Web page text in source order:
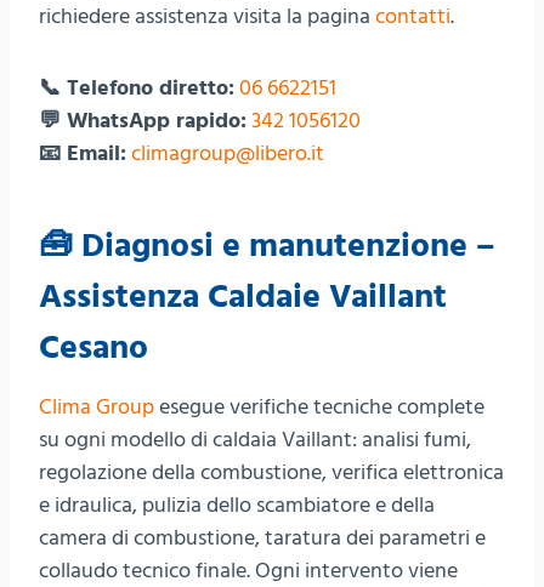
richiedere assistenza visita la pagina contatti.
📞 Telefono diretto: 06 6622151
💬 WhatsApp rapido: 342 1056120
📧 Email: climagroup@libero.it
🧰 Diagnosi e manutenzione –
Assistenza Caldaie Vaillant
Cesano
Clima Groupesegue verifiche tecniche complete
su ogni modello di caldaia Vaillant: analisi fumi,
regolazione della combustione, verifica elettronica
e idraulica, pulizia dello scambiatore e della
camera di combustione, taratura dei parametri e
collaudo tecnico finale. Ogni intervento viene